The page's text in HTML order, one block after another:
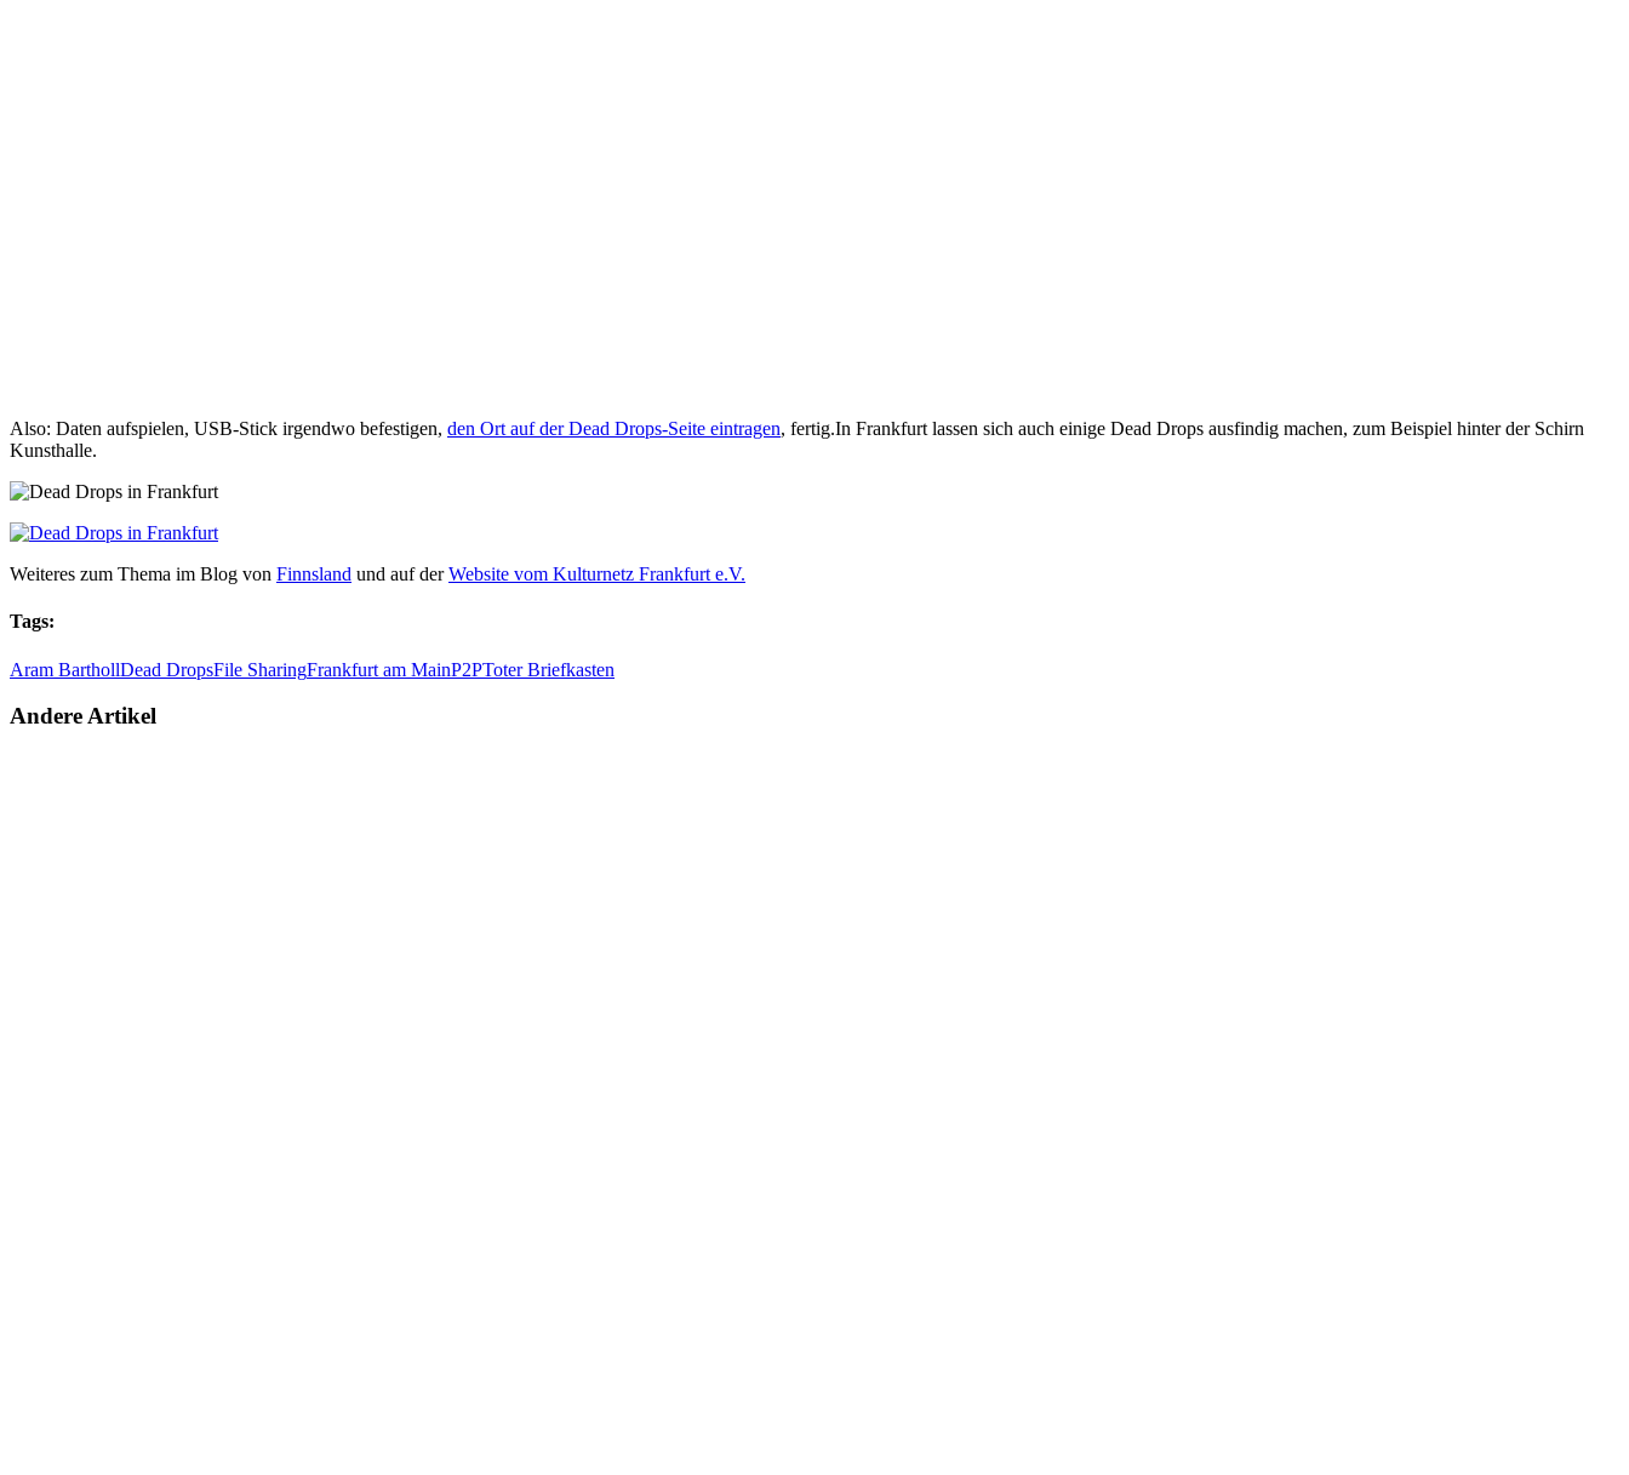
Also: Daten aufspielen, USB-Stick irgendwo befestigen, den Ort auf der Dead Drops-Seite eintragen, fertig.In Frankfurt lassen sich auch einige Dead Drops ausfindig machen, zum Beispiel hinter der Schirn
Kunsthalle.
Weiteres zum Thema im Blog von Finnsland und auf derWebsite vom Kulturnetz Frankfurt e.V.
Tags:
Aram BarthollDead DropsFile SharingFrankfurt am MainP2PToter Briefkasten
Andere Artikel